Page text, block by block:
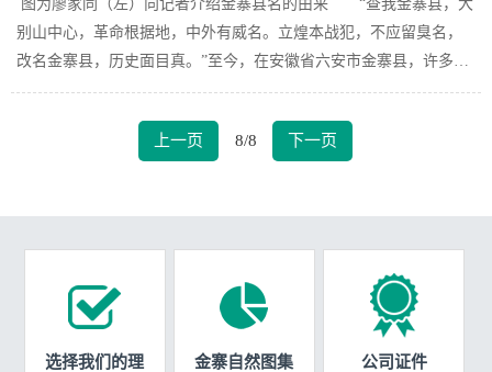
图为廖家同（左）向记者介绍金寨县名的由来 “查我金寨县，大
别山中心，革命根据地，中外有威名。立煌本战犯，不应留臭名，
改名金寨县，历史面目真。”至今，在安徽省六安市金寨县，许多人
仍记得这首五言律诗。原来，金寨县曾名为立煌县，以国民党五虎
上将之一的卫立煌的名字命名。1947年9月2日，刘邓大军解放了立
煌县城。9月14日，刘邓大军便将立煌县更名为金寨县。时任金寨县
上一页 8/8 下一页
选择我们的理 金寨自然图集 公司证件